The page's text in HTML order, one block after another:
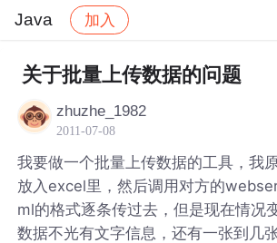
Java 加入
社区 Java 帖子详情
关于批量上传数据的问题
zhuzhe_1982
2011-07-08
我要做一个批量上传数据的工具，我
放入excel里，然后调用对方的
ml的格式逐条传过去，但是现在情况
数据不光有文字信息，还有一张到几